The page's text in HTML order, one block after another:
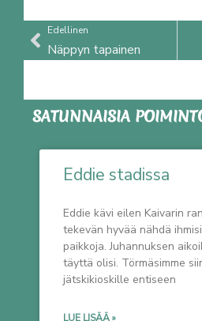
Prev
Edellinen
Näppyn tapainen
SATUNNAISIA
Eddie stadissa
Eddie kävi eilen Kaivarin
tekevän hyvää nähdä
paikkoja. Juhannuksen
täyttä olisi. Törmäsimme
jätskikioskille entiseen
LUE LISÄÄ »